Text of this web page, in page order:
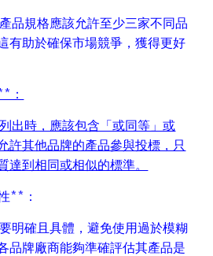
品規格應該允許至少三家不同品
有助於確保市場競爭，獲得更好
：
出時，應該包含「或同等」或
許其他品牌的產品參與投標，只
達到相同或相似的標準。
**：
明確且具體，避免使用過於模糊
品牌廠商能夠準確評估其產品是